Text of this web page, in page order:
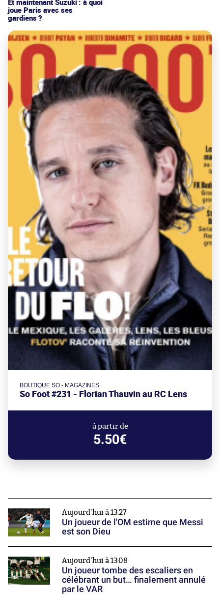
Et maintenant Suzuki : à quoi
joue Paris avec ses
gardiens ?
BOUTIQUE SO - MAGAZINES
So Foot #231 - Florian Thauvin au RC Lens
à partir de
5.50€
Aujourd'hui à 13:27
Un joueur de l'OM estime que Messi
est son Dieu
Aujourd'hui à 13:08
Un joueur tombe des escaliers en
célébrant un but… finalement annulé
par le VAR